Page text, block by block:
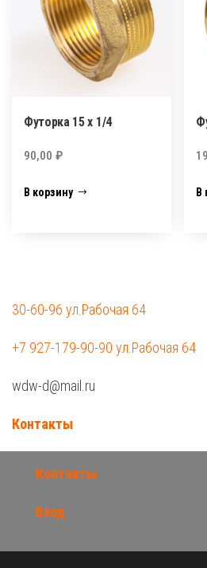
Футорка 15 х 1/4
90,00 ₽
В корзину В
30-60-96 ул.Рабочая 64
+7 927-179-90-90 ул.Рабочая 64
wdw-d@mail.ru
Контакты
Контакты
Вход